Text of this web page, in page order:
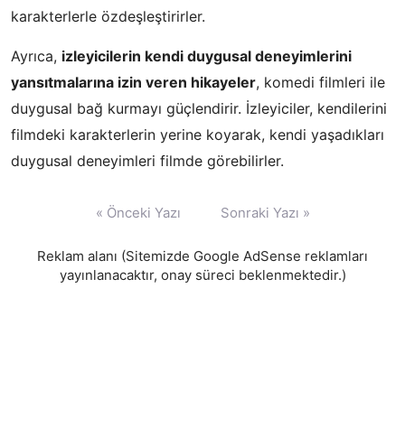
karakterlerle özdeşleştirirler.
Ayrıca, izleyicilerin kendi duygusal deneyimlerini
yansıtmalarına izin veren hikayeler, komedi filmleri ile
duygusal bağ kurmayı güçlendirir. İzleyiciler, kendilerini
filmdeki karakterlerin yerine koyarak, kendi yaşadıkları
duygusal deneyimleri filmde görebilirler.
« Önceki Yazı Sonraki Yazı »
Reklam alanı (Sitemizde Google AdSense reklamları
yayınlanacaktır, onay süreci beklenmektedir.)